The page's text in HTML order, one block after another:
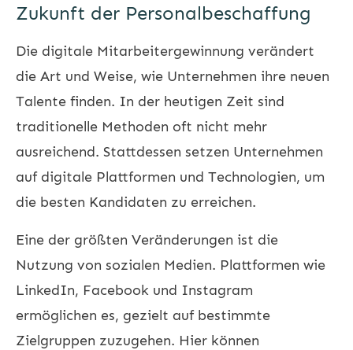
Zukunft der Personalbeschaffung
Die digitale Mitarbeitergewinnung verändert
die Art und Weise, wie Unternehmen ihre neuen
Talente finden. In der heutigen Zeit sind
traditionelle Methoden oft nicht mehr
ausreichend. Stattdessen setzen Unternehmen
auf digitale Plattformen und Technologien, um
die besten Kandidaten zu erreichen.
Eine der größten Veränderungen ist die
Nutzung von sozialen Medien. Plattformen wie
LinkedIn, Facebook und Instagram
ermöglichen es, gezielt auf bestimmte
Zielgruppen zuzugehen. Hier können